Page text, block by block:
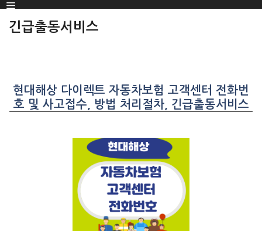
SKIP
TO
Menu
긴급출동서비스
현대해상 다이렉트 자동차보험 고객센터 전화번
호 및 사고접수, 방법 처리절차, 긴급출동서비스